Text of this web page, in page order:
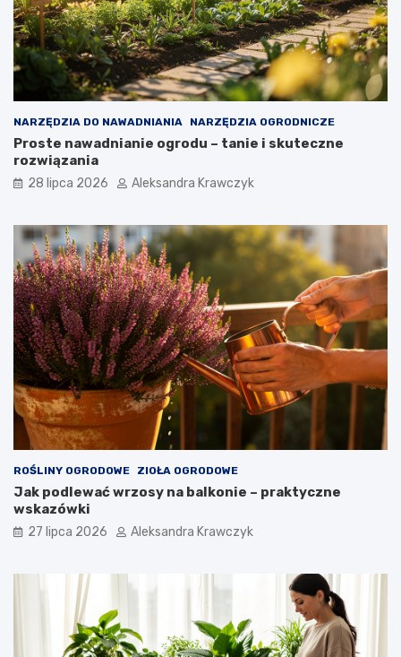
NARZĘDZIA DO NAWADNIANIA NARZĘDZIA OGRODNICZE
Proste nawadnianie ogrodu – tanie i skuteczne
rozwiązania
28 lipca 2026 Aleksandra Krawczyk
ROŚLINY OGRODOWE ZIOŁA OGRODOWE
Jak podlewać wrzosy na balkonie – praktyczne
wskazówki
27 lipca 2026 Aleksandra Krawczyk